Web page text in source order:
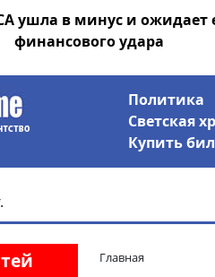
ушла в минус и ожидает
финансового удара
Политика
Светская
Купить
Главная